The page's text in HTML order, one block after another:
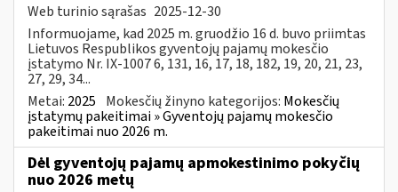
Web turinio sąrašas 2025-12-30
Informuojame, kad 2025 m. gruodžio 16 d. buvo priimtas
Lietuvos Respublikos gyventojų pajamų mokesčio
įstatymo Nr. IX-1007 6, 131, 16, 17, 18, 182, 19, 20, 21, 23,
27, 29, 34...
Metai: 2025 Mokesčių žinyno kategorijos: Mokesčių
įstatymų pakeitimai » Gyventojų pajamų mokesčio
pakeitimai nuo 2026 m.
Dėl gyventojų pajamų apmokestinimo pokyčių
nuo 2026 metų